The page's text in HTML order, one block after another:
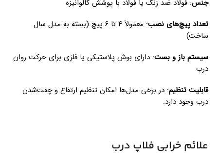
جنس: فولاد ضد زنگ یا فولاد با پوشش گالوانیزه
تعداد پیچ‌های نصب
: معمولاً ۴ تا ۶ پیچ (بسته به مدل سال
ساخت)
سیستم باز و بست: دارای بوش پلاستیکی یا فلزی برای حرکت روان
درب
قابلیت تنظیم: در برخی مدل‌ها امکان تنظیم ارتفاع و چفت‌شدن
درب وجود دارد.
علائم خرابی فلاپ درب